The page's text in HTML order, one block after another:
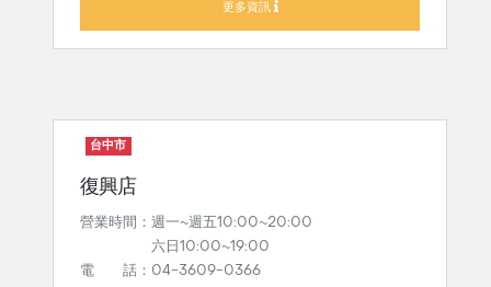
更多資訊
台中市
復興店
營業時間：週一~週五10:00~20:00
六日10:00~19:00
電 話：04-3609-0366